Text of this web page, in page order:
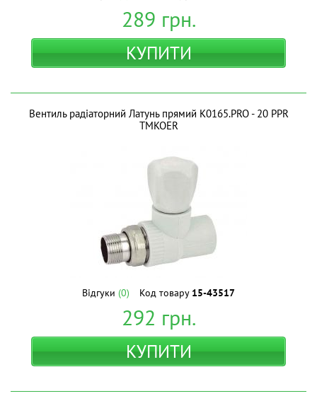
289 грн.
КУПИТИ
Вентиль радіаторний Латунь прямий K0165.PRO - 20 PPR
ТМKOER
Відгуки (0) Код товару 15-43517
292 грн.
КУПИТИ